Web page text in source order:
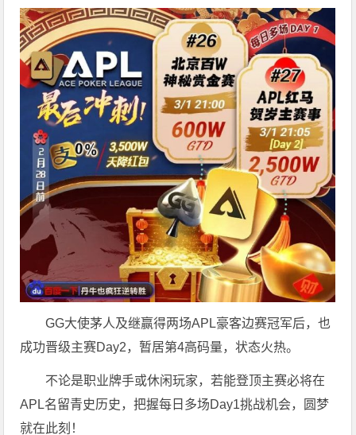
GG大使茅人及继赢得两场APL豪客边赛冠军后，也
成功晋级主赛Day2，暂居第4高码量，状态火热。
不论是职业牌手或休闲玩家，若能登顶主赛必将在
APL名留青史历史，把握每日多场Day1挑战机会，圆梦
就在此刻！